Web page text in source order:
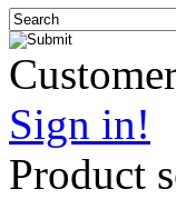
Sign in!
Product